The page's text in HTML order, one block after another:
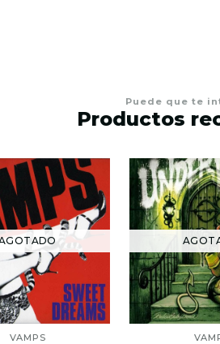
Puede que te
Productos
VAMPS